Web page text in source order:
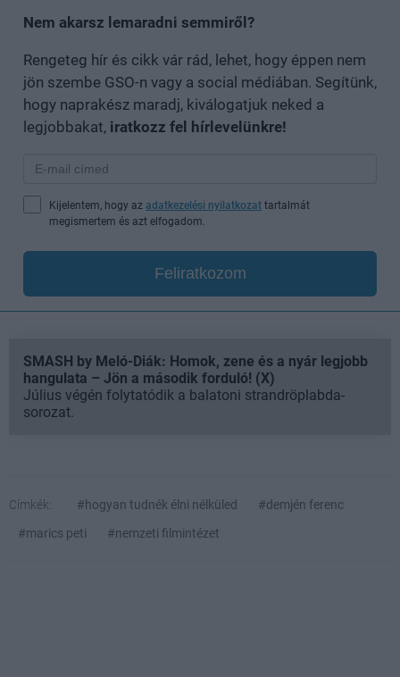
Nem akarsz lemaradni semmiről?
Rengeteg hír és cikk vár rád, lehet, hogy éppen nem
jön szembe GSO-n vagy a social médiában. Segítünk,
hogy naprakész maradj, kiválogatjuk neked a
legjobbakat, iratkozz fel hírlevelünkre!
Kijelentem, hogy az adatkezelési nyilatkozat tartalmát
megismertem és azt elfogadom.
Feliratkozom
SMASH by Meló-Diák: Homok, zene és a nyár legjobb
hangulata – Jön a második forduló! (X)
Július végén folytatódik a balatoni strandröplabda-
sorozat.
Címkék: #hogyan tudnék élni nélküled
#demjén ferenc
#marics peti
#nemzeti filmintézet